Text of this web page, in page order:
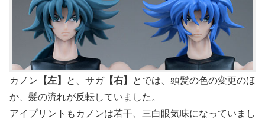
カノン 【左】 と、サガ【右】
とでは、頭髪の色の変更のほ
か、髪の流れが反転していました。
アイプリントもカノンは若干、三白眼気味になっていまし